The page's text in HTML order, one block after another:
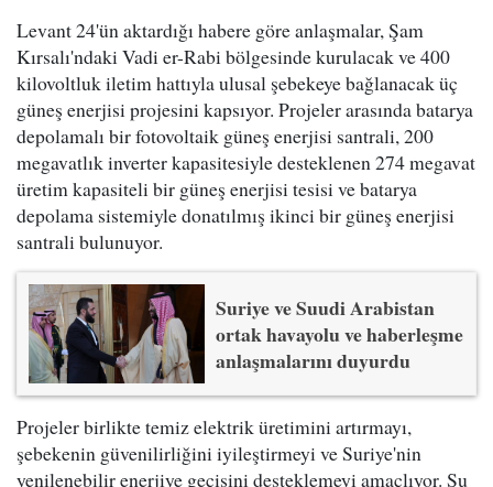
Levant 24'ün aktardığı habere göre anlaşmalar, Şam
Kırsalı'ndaki Vadi er-Rabi bölgesinde kurulacak ve 400
kilovoltluk iletim hattıyla ulusal şebekeye bağlanacak üç
güneş enerjisi projesini kapsıyor. Projeler arasında batarya
depolamalı bir fotovoltaik güneş enerjisi santrali, 200
megavatlık inverter kapasitesiyle desteklenen 274 megavat
üretim kapasiteli bir güneş enerjisi tesisi ve batarya
depolama sistemiyle donatılmış ikinci bir güneş enerjisi
santrali bulunuyor.
Suriye ve Suudi Arabistan
ortak havayolu ve haberleşme
anlaşmalarını duyurdu
Projeler birlikte temiz elektrik üretimini artırmayı,
şebekenin güvenilirliğini iyileştirmeyi ve Suriye'nin
yenilenebilir enerjiye geçişini desteklemeyi amaçlıyor. Su